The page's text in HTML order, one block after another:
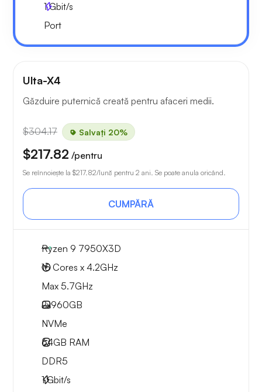
1Gbit/s
Port
Ulta-X4
Găzduire puternică creată pentru afaceri medii.
$304.17 Salvați 20%
$217.82 /pentru
Se reînnoiește la $217.82/lună pentru 2 ani. Se poate anula oricând.
CUMPĂRĂ
Ryzen 9 7950X3D
16 Cores x 4.2GHz
Max 5.7GHz
2x960GB
NVMe
64GB RAM
DDR5
1Gbit/s